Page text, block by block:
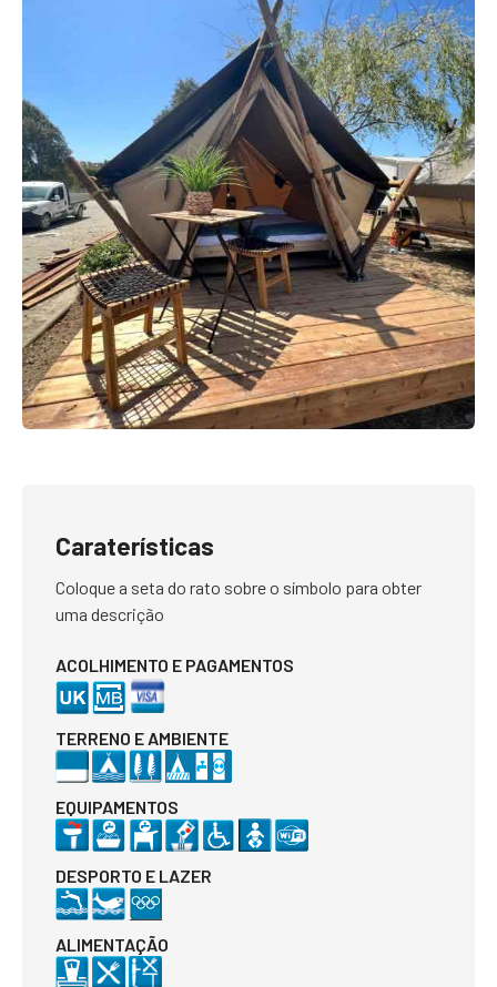
Caraterísticas
Coloque a seta do rato sobre o símbolo para obter
uma descrição
ACOLHIMENTO E PAGAMENTOS
TERRENO E AMBIENTE
EQUIPAMENTOS
DESPORTO E LAZER
ALIMENTAÇÃO